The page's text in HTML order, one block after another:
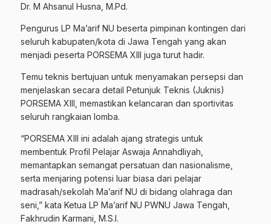
Dr. M Ahsanul Husna, M.Pd.
Pengurus LP Ma’arif NU beserta pimpinan kontingen dari
seluruh kabupaten/kota di Jawa Tengah yang akan
menjadi peserta PORSEMA XIII juga turut hadir.
Temu teknis bertujuan untuk menyamakan persepsi dan
menjelaskan secara detail Petunjuk Teknis (Juknis)
PORSEMA XIII, memastikan kelancaran dan sportivitas
seluruh rangkaian lomba.
“PORSEMA XIII ini adalah ajang strategis untuk
membentuk Profil Pelajar Aswaja Annahdliyah,
memantapkan semangat persatuan dan nasionalisme,
serta menjaring potensi luar biasa dari pelajar
madrasah/sekolah Ma’arif NU di bidang olahraga dan
seni,” kata Ketua LP Ma’arif NU PWNU Jawa Tengah,
Fakhrudin Karmani, M.S.I.